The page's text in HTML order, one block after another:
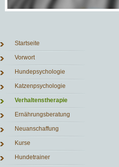
Navigation
überspringen
Startseite
Vorwort
Hundepsychologie
Katzenpsychologie
Verhaltenstherapie
Ernährungsberatung
Neuanschaffung
Kurse
Hundetrainer